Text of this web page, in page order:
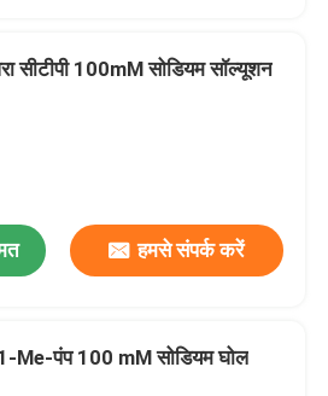
सीटीपी 100mM सोडियम सॉल्यूशन
हमसे संपर्क करें
Me-पंप 100 mM सोडियम घोल